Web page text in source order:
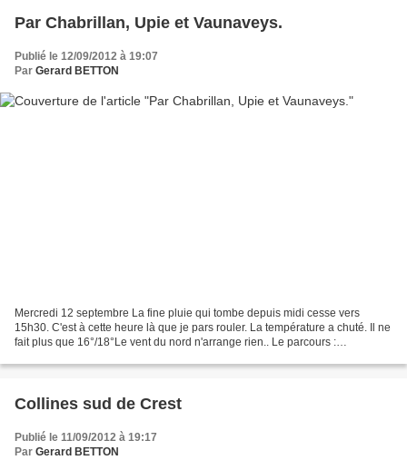
Par Chabrillan, Upie et Vaunaveys.
Publié le 12/09/2012 à 19:07
Par Gerard BETTON
Mercredi 12 septembre La fine pluie qui tombe depuis midi cesse vers
15h30. C'est à cette heure là que je pars rouler. La température a chuté. Il ne
fait plus que 16°/18°Le vent du nord n'arrange rien.. Le parcours :
Collines sud de Crest
Publié le 11/09/2012 à 19:17
Par Gerard BETTON